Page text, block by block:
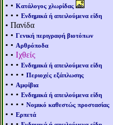
• • Κατάλογος χλωρίδας
• • • Ενδημικά ή απειλούμενα είδη
• Πανίδα
• • Γενική περιγραφή βιοτόπων
• • Αρθρόποδα
• • Ιχθείς
• • • Ενδημικά ή απειλούμενα είδη
• • • • Περιοχές εξάπλωσης
• • Αμφίβια
• • • Ενδημικά ή απειλούμενα είδη
• • • • Νομικό καθεστώς προστασίας
• • Ερπετά